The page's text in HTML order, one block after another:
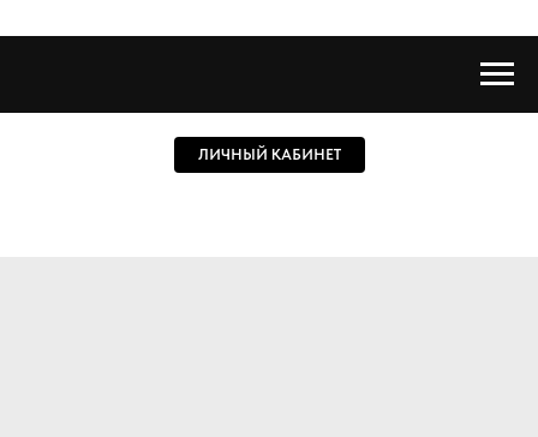
ЛИЧНЫЙ КАБИНЕТ